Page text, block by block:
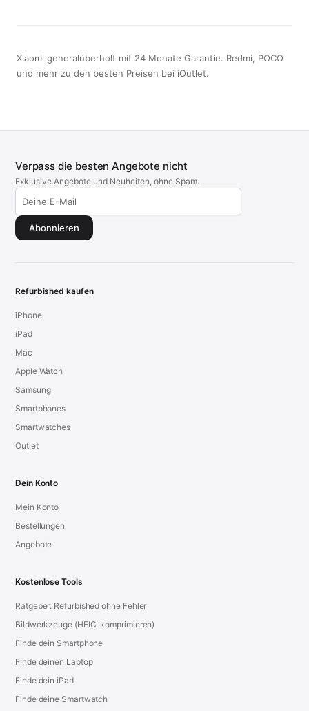
Xiaomi generalüberholt mit 24 Monate Garantie. Redmi, POCO
und mehr zu den besten Preisen bei iOutlet.
Verpass die besten Angebote nicht
Exklusive Angebote und Neuheiten, ohne Spam.
Abonnieren
Refurbished kaufen
iPhone
iPad
Mac
Apple Watch
Samsung
Smartphones
Smartwatches
Outlet
Dein Konto
Mein Konto
Bestellungen
Angebote
Kostenlose Tools
Ratgeber: Refurbished ohne Fehler
Bildwerkzeuge (HEIC, komprimieren)
Finde dein Smartphone
Finde deinen Laptop
Finde dein iPad
Finde deine Smartwatch